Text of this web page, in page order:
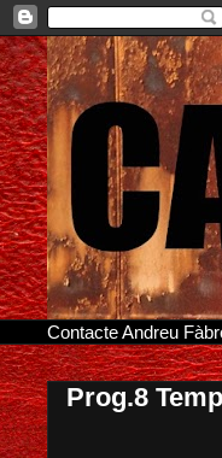
Contacte Andreu
Prog.8